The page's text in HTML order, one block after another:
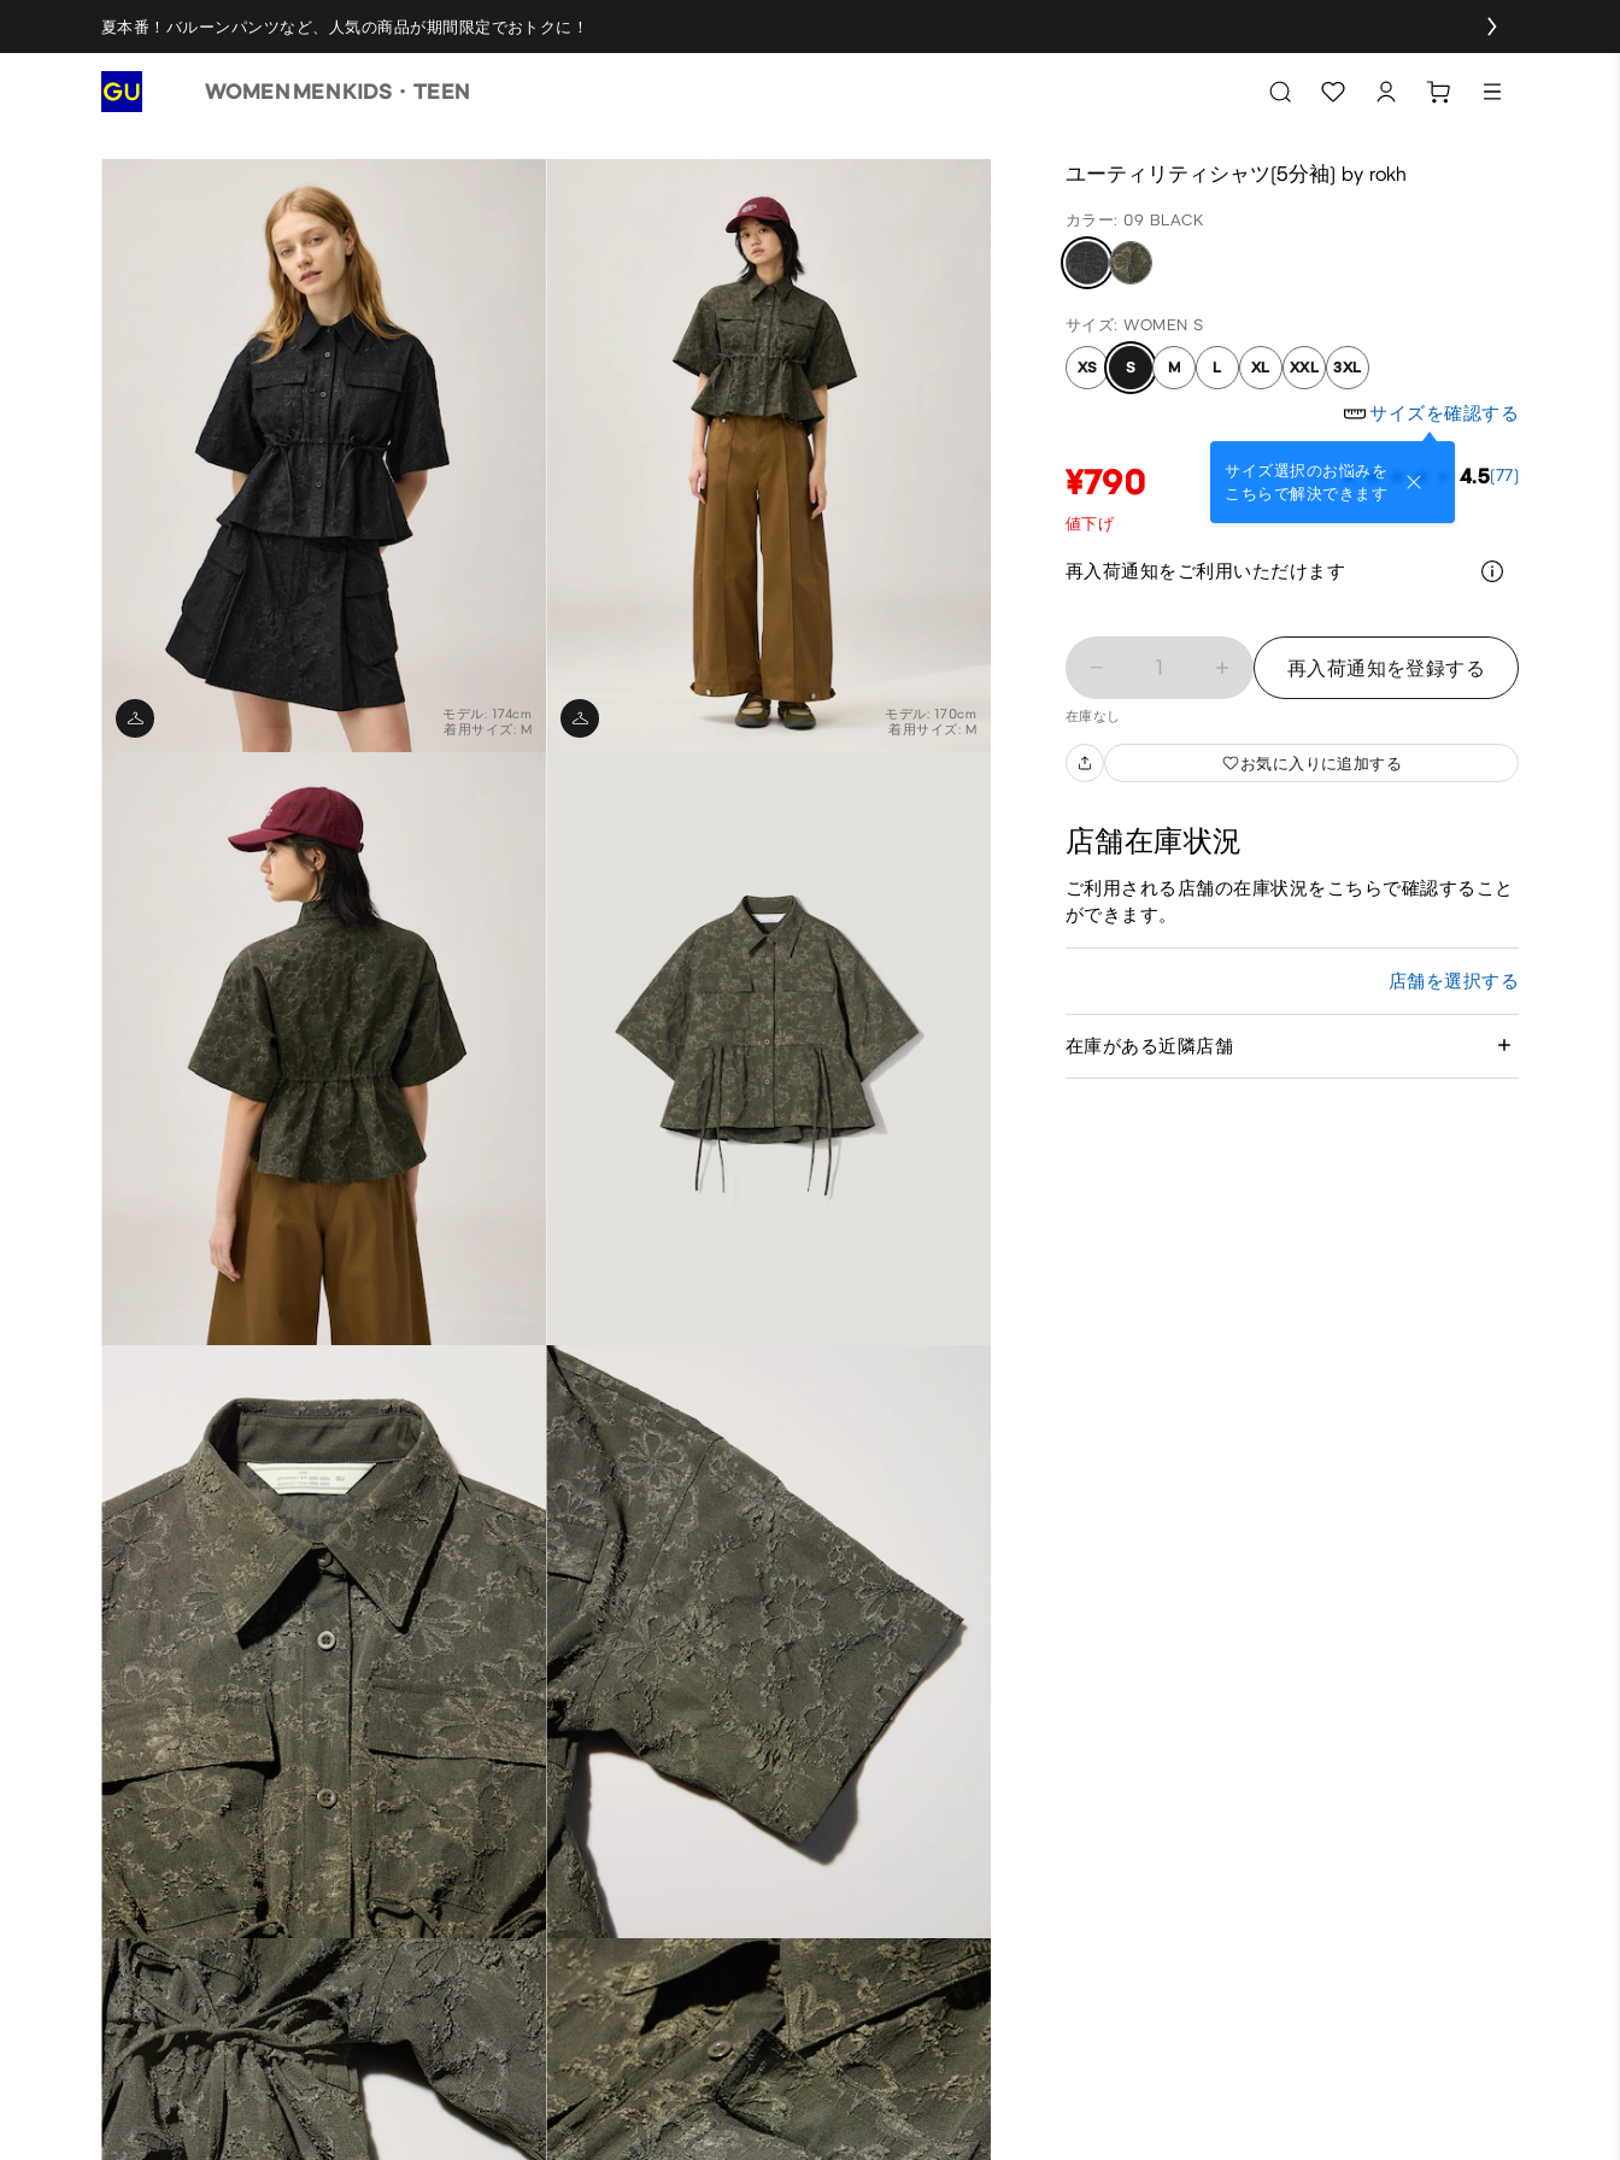
夏本番！バルーンパンツなど、人気の商品が期間限定でおトクに！
WOMEN MENKIDS・TEEN
ユーティリティシャツ(5分袖) by rokh
カラー: 09 BLACK
サイズ: WOMEN S
XS S M L XL XXL 3XL
サイズを確認する
サイズ選択のお悩みを
こちらで解決できます
¥790 4.5(77)
値下げ
再入荷通知をご利用いただけます
1 再入荷通知を登録する
在庫なし
お気に入りに追加する
店舗在庫状況
ご利用される店舗の在庫状況をこちらで確認すること
ができます。
店舗を選択する
在庫がある近隣店舗
モデル: 174cm
着用サイズ: M
モデル: 170cm
着用サイズ: M